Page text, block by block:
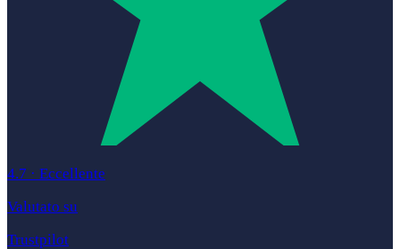
4.7 · Eccellente
Valutato su
Trustpilot